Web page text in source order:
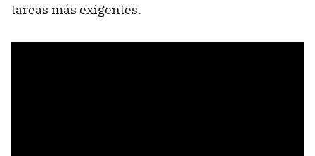
tareas más exigentes.